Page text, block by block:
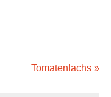
Tomatenlachs »